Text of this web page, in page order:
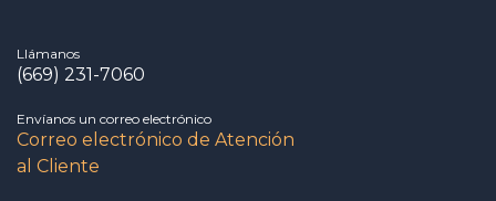
Llámanos
(669) 231-7060
Envíanos un correo electrónico
Correo electrónico de Atención
al Cliente